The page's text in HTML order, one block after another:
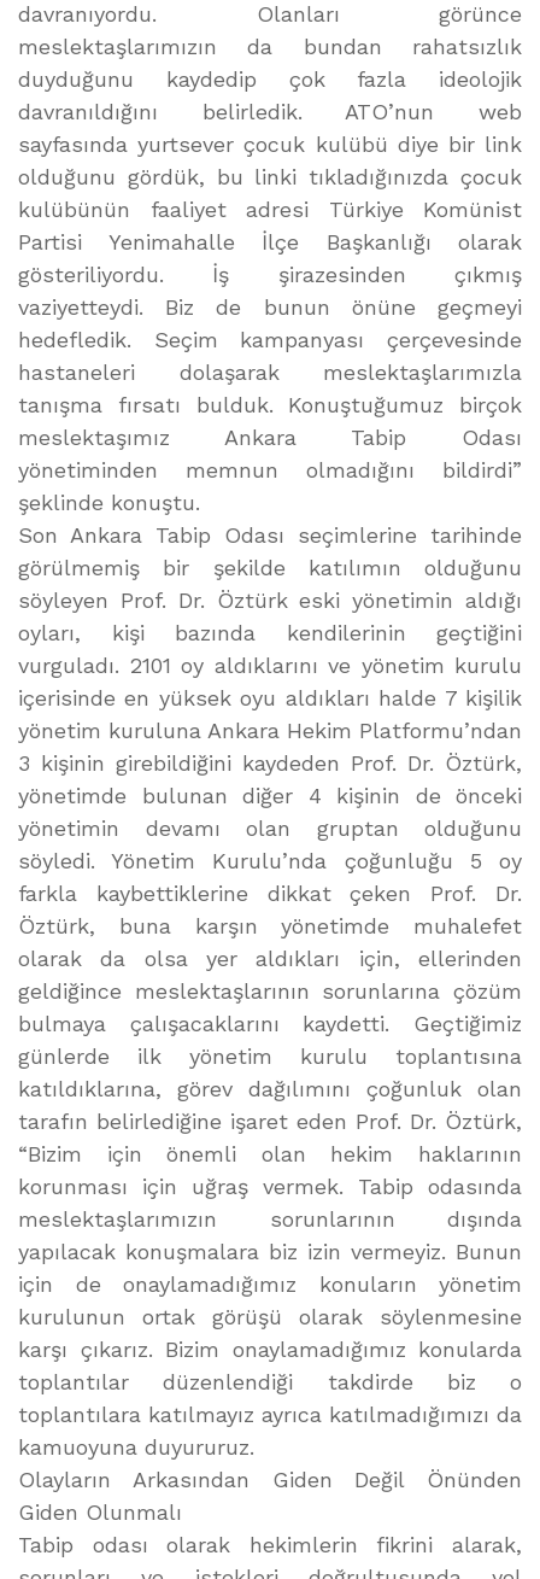
davranıyordu. Olanları görünce
meslektaşlarımızın da bundan rahatsızlık
duyduğunu kaydedip çok fazla ideolojik
davranıldığını belirledik. ATO’nun web
sayfasında yurtsever çocuk kulübü diye bir link
olduğunu gördük, bu linki tıkladığınızda çocuk
kulübünün faaliyet adresi Türkiye Komünist
Partisi Yenimahalle İlçe Başkanlığı olarak
gösteriliyordu. İş şirazesinden çıkmış
vaziyetteydi. Biz de bunun önüne geçmeyi
hedefledik. Seçim kampanyası çerçevesinde
hastaneleri dolaşarak meslektaşlarımızla
tanışma fırsatı bulduk. Konuştuğumuz birçok
meslektaşımız Ankara Tabip Odası
yönetiminden memnun olmadığını bildirdi”
şeklinde konuştu.
Son Ankara Tabip Odası seçimlerine tarihinde
görülmemiş bir şekilde katılımın olduğunu
söyleyen Prof. Dr. Öztürk eski yönetimin aldığı
oyları, kişi bazında kendilerinin geçtiğini
vurguladı. 2101 oy aldıklarını ve yönetim kurulu
içerisinde en yüksek oyu aldıkları halde 7 kişilik
yönetim kuruluna Ankara Hekim Platformu’ndan
3 kişinin girebildiğini kaydeden Prof. Dr. Öztürk,
yönetimde bulunan diğer 4 kişinin de önceki
yönetimin devamı olan gruptan olduğunu
söyledi. Yönetim Kurulu’nda çoğunluğu 5 oy
farkla kaybettiklerine dikkat çeken Prof. Dr.
Öztürk, buna karşın yönetimde muhalefet
olarak da olsa yer aldıkları için, ellerinden
geldiğince meslektaşlarının sorunlarına çözüm
bulmaya çalışacaklarını kaydetti. Geçtiğimiz
günlerde ilk yönetim kurulu toplantısına
katıldıklarına, görev dağılımını çoğunluk olan
tarafın belirlediğine işaret eden Prof. Dr. Öztürk,
“Bizim için önemli olan hekim haklarının
korunması için uğraş vermek. Tabip odasında
meslektaşlarımızın sorunlarının dışında
yapılacak konuşmalara biz izin vermeyiz. Bunun
için de onaylamadığımız konuların yönetim
kurulunun ortak görüşü olarak söylenmesine
karşı çıkarız. Bizim onaylamadığımız konularda
toplantılar düzenlendiği takdirde biz o
toplantılara katılmayız ayrıca katılmadığımızı da
kamuoyuna duyururuz.
Olayların Arkasından Giden Değil Önünden
Giden Olunmalı
Tabip odası olarak hekimlerin fikrini alarak,